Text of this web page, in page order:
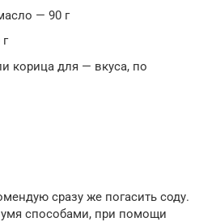
— 90 г
корица для — вкуса, по
сразу же погасить соду.
способами, при помощи